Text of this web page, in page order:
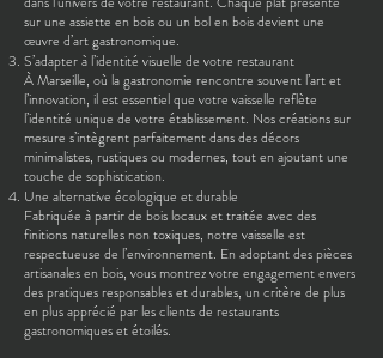
sur une assiette en bois ou un bol en bois devient une
œuvre d’art gastronomique.
S’adapter à l’identité visuelle de votre restaurant
À Marseille, où la gastronomie rencontre souvent l’art et
l’innovation, il est essentiel que votre vaisselle reflète
l’identité unique de votre établissement. Nos créations sur
mesure s’intègrent parfaitement dans des décors
minimalistes, rustiques ou modernes, tout en ajoutant une
touche de sophistication.
Une alternative écologique et durable
Fabriquée à partir de bois locaux et traitée avec des
finitions naturelles non toxiques, notre vaisselle est
respectueuse de l’environnement. En adoptant des pièces
artisanales en bois, vous montrez votre engagement envers
des pratiques responsables et durables, un critère de plus
en plus apprécié par les clients de restaurants
gastronomiques et étoilés.